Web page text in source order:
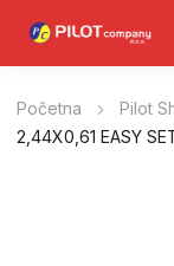
Početna Pilot
2,44X0,61 EASY